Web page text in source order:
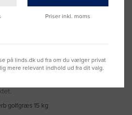
forløbet i forbindelse leverancen, og
golfgræs 15 kg
Priser inkl. moms
på linds.dk ud fra om du vælger privat
mere relevant indhold ud fra dit valg.